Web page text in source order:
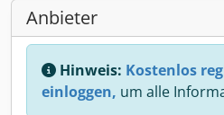
Anbieter
Hinweis: Kostenlos
einloggen, um alle